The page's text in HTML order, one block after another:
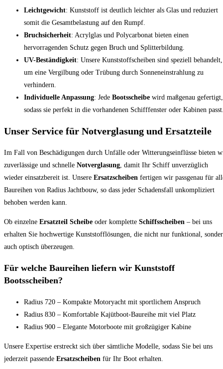
Leichtgewicht: Kunststoff ist deutlich leichter als Glas und reduziert
somit die Gesamtbelastung auf den Rumpf.
Bruchsicherheit: Acrylglas und Polycarbonat bieten einen
hervorragenden Schutz gegen Bruch und Splitterbildung.
UV-Beständigkeit: Unsere Kunststoffscheiben sind speziell behandelt,
um eine Vergilbung oder Trübung durch Sonneneinstrahlung zu
verhindern.
Individuelle Anpassung: Jede Bootsscheibe wird maßgenau gefertigt,
sodass sie perfekt in die vorhandenen Schifffenster oder Kabinen
Unser Service für Notverglasung und Ersatzteile
Im Fall von Beschädigungen durch Unfälle oder Witterungseinflüsse bieten
zuverlässige und schnelle Notverglasung , damit Ihr Schiff unverzüglich
wieder einsatzbereit ist. Unsere Ersatzscheiben fertigen wir passgenau für
Baureihen von Radius Jachtbouw, so dass jeder Schadensfall unkompliziert
behoben werden kann.
Ob einzelne Ersatzteil Scheibe oder komplette Schiffsscheiben – bei uns
erhalten Sie hochwertige Kunststofflösungen, die nicht nur funktional,
auch optisch überzeugen.
Für welche Baureihen liefern wir Kunststoff
Bootsscheiben?
Radius 720 – Kompakte Motoryacht mit sportlichem Anspruch
Radius 830 – Komfortable Kajütboot-Baureihe mit viel Platz
Radius 900 – Elegante Motorboote mit großzügiger Kabine
Unsere Expertise erstreckt sich über sämtliche Modelle, sodass Sie bei uns
jederzeit passende Ersatzscheiben für Ihr Boot erhalten.